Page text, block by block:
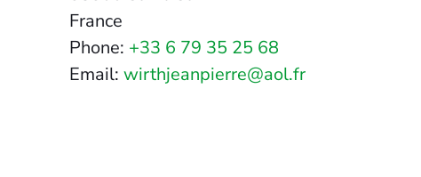
France
Phone: +33 6 79 35 25 68
Email:wirthjeanpierre@aol.fr